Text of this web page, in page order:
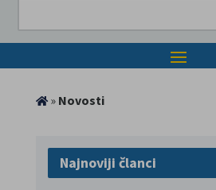
» Novosti
Najnoviji članci